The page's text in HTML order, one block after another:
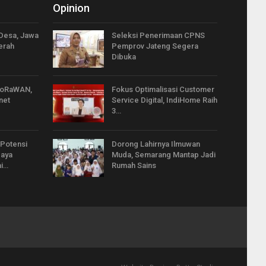
Jawa
Opinion
Seleksi Penerimaan CPNS
Pemprov Jateng Segera
Dibuka
Fokus Optimalisasi Customer
Service Digital, IndiHome Raih
3…
Dorong Lahirnya Ilmuwan
Muda, Semarang Mantap Jadi
Rumah Sains